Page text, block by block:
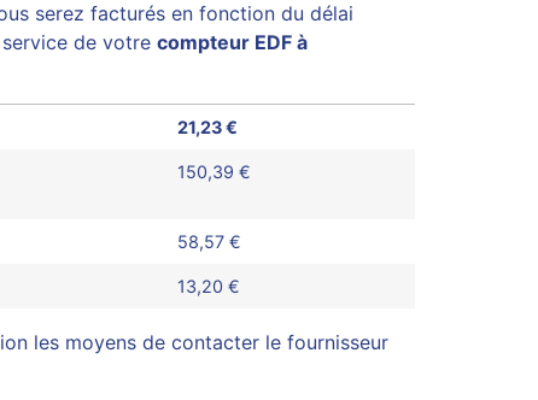
serez facturés en fonction du délai
de votre compteur EDF à
21,23 €
150,39 €
58,57 €
13,20 €
les moyens de contacter le fournisseur